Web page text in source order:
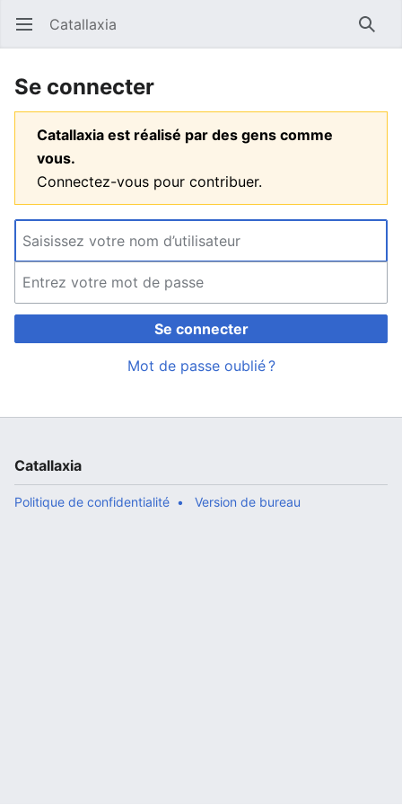
Ouvrir le menu principal Catallaxia
Se connecter
Catallaxia est réalisé par des gens comme
vous.
Connectez-vous pour contribuer.
Se connecter
Mot de passe oublié ?
Catallaxia
Politique de confidentialité Version de bureau